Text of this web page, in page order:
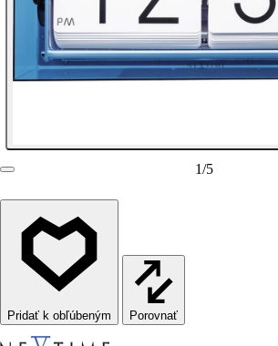
1/5
Porovnať